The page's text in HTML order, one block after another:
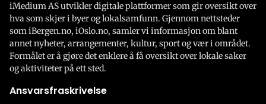
iMedium AS utvikler digitale plattformer som gir oversikt over
hva som skjer i byer og lokalsamfunn. Gjennom nettsteder
som iBergen.no, iOslo.no, samler vi informasjon om blant
annet nyheter, arrangementer, kultur, sport og vær i området.
Formålet er å gjøre det enklere å få oversikt over lokale saker
og aktiviteter på ett sted.
Ansvarsfraskrivelse